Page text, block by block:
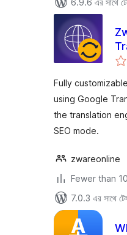
6.9.6 এর সাথে
Fully
using Google
the translation
SEO mode.
zwareonline
Fewer than
7.0.3 এর সাথে